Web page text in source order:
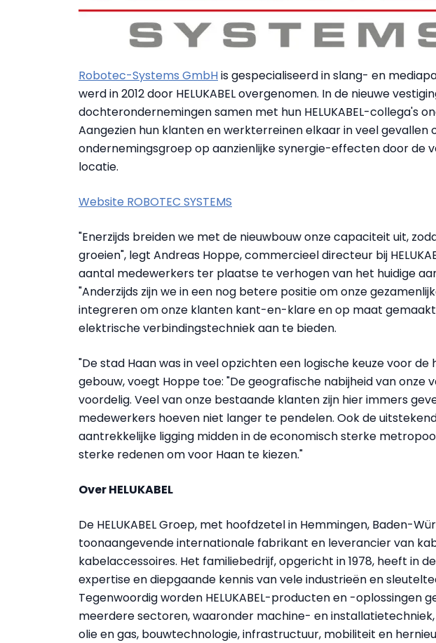
Robotec-Systems GmbHis gespecialiseerd in slang- en
werd in 2012 door HELUKABEL overgenomen. In de nieuwe
dochterondernemingen samen met hun HELUKABEL-collega's
Aangezien hun klanten en werkterreinen elkaar in veel gevallen
ondernemingsgroep op aanzienlijke synergie-effecten door de
locatie.
Website ROBOTEC SYSTEMS
"Enerzijds breiden we met de nieuwbouw onze capaciteit uit,
groeien", legt Andreas Hoppe, commercieel directeur bij
aantal medewerkers ter plaatse te verhogen van het huidige
"Anderzijds zijn we in een nog betere positie om onze
integreren om onze klanten kant-en-klare en op maat
elektrische verbindingstechniek aan te bieden.
"De stad Haan was in veel opzichten een logische keuze voor de
gebouw, voegt Hoppe toe: "De geografische nabijheid van onze
voordelig. Veel van onze bestaande klanten zijn hier immers
medewerkers hoeven niet langer te pendelen. Ook de
aantrekkelijke ligging midden in de economisch sterke
sterke redenen om voor Haan te kiezen."
Over HELUKABEL
De HELUKABEL Groep, met hoofdzetel in Hemmingen, Baden-
toonaangevende internationale fabrikant en leverancier van
kabelaccessoires. Het familiebedrijf, opgericht in 1978, heeft in
expertise en diepgaande kennis van vele industrieën en
Tegenwoordig worden HELUKABEL-producten en -oplossingen
meerdere sectoren, waaronder machine- en
olie en gas, bouwtechnologie, infrastructuur, mobiliteit en